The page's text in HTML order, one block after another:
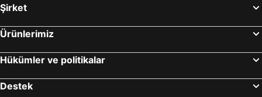
Atos Otel
Tymbris Hotel Eskisehir
Ada Life Hotel
Hangover Central Hotel
Rekab Otel
Şirket
Ürünlerimiz
Hükümler ve politikalar
Destek